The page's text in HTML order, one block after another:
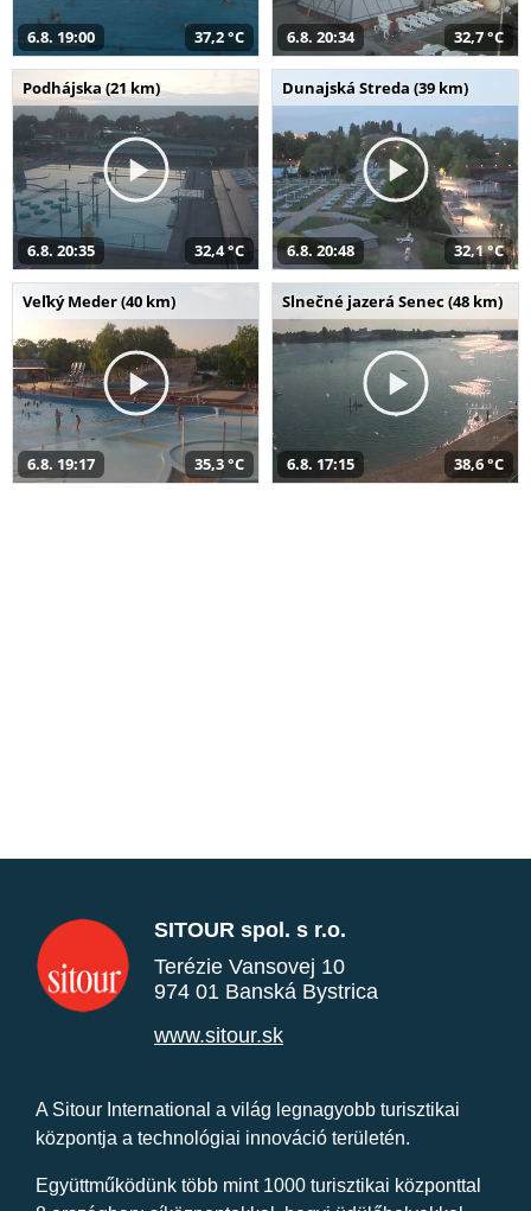
6.8. 19:00 37,2 °C 6.8. 20:34 32,7 °C
Podhájska (21 km)
6.8. 20:35 32,4 °C
Dunajská Streda (39 km)
6.8. 20:48 32,1 °C
Veľký Meder (40 km)
6.8. 19:17 35,3 °C
Slnečné jazerá Senec (48 km)
6.8. 17:15 38,6 °C
SITOUR spol. s r.o.
Terézie Vansovej 10
974 01 Banská Bystrica
www.sitour.sk
A Sitour International a világ legnagyobb turisztikai
központja a technológiai innováció területén.
Együttműködünk több mint 1000 turisztikai központtal